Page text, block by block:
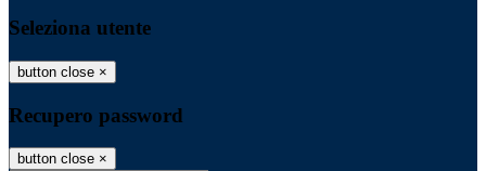
Seleziona utente
button close ×
Recupero password
button close ×